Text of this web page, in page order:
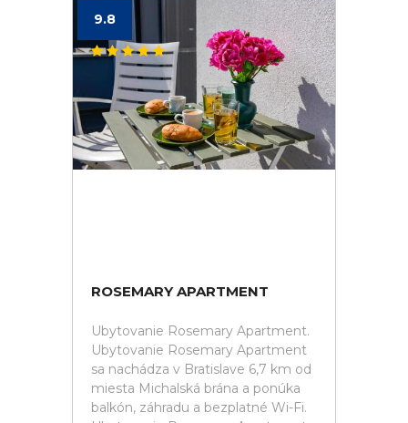
9.8
ROSEMARY APARTMENT
Ubytovanie Rosemary Apartment.
Ubytovanie Rosemary Apartment
sa nachádza v Bratislave 6,7 km od
miesta Michalská brána a ponúka
balkón, záhradu a bezplatné Wi-Fi.